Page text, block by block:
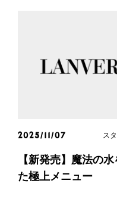
2025/11/07 ス
【新発売】魔法の
た極上メニュー